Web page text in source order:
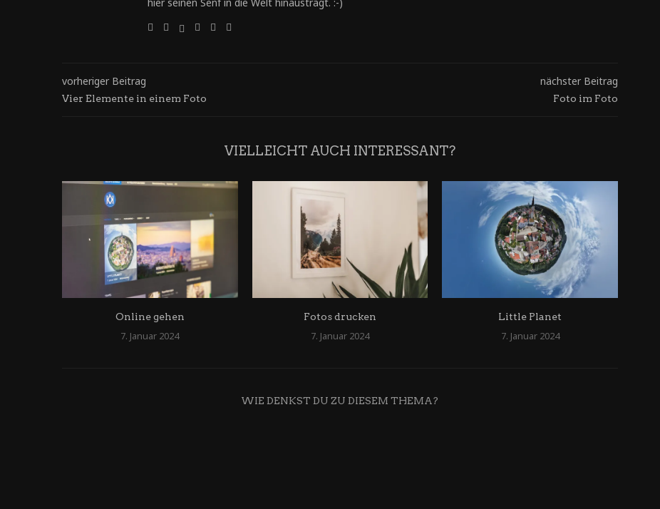
vorheriger Beitrag
Vier Elemente in einem Foto
nächster Beitrag
Foto im Foto
VIELLEICHT AUCH INTERESSANT?
Online gehen
7. Januar 2024
Fotos drucken
7. Januar 2024
Little Planet
7. Januar 2024
WIE DENKST DU ZU DIESEM THEMA?